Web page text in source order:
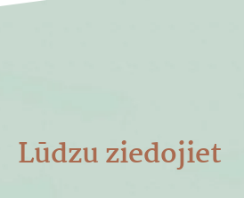
Lūdzu ziedojiet